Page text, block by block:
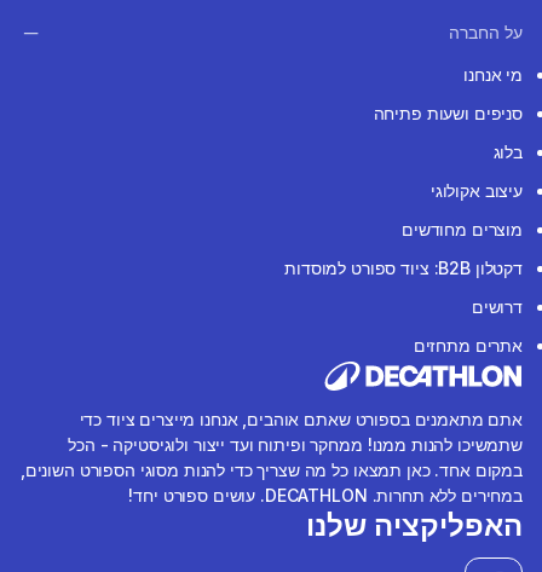
על החברה
מי אנחנו
סניפים ושעות פתיחה
בלוג
עיצוב אקולוגי
מוצרים מחודשים
דקטלון B2B: ציוד ספורט למוסדות
דרושים
אתרים מתחזים
אתם מתאמנים בספורט שאתם אוהבים, אנחנו מייצרים ציוד כדי
שתמשיכו להנות ממנו! ממחקר ופיתוח ועד ייצור ולוגיסטיקה - הכל
במקום אחד. כאן תמצאו כל מה שצריך כדי להנות מסוגי הספורט השונים,
במחירים ללא תחרות. DECATHLON. עושים ספורט יחד!
האפליקציה שלנו